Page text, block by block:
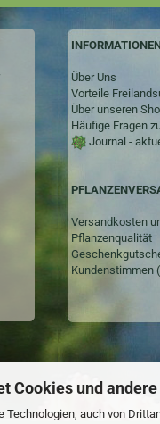
Cookies und
Technologien, auch von
Über Uns
Vorteile
Über unseren
Häufige Fragen
Journal -
Versandkosten
Pflanzenqualität
Kundenstimmen